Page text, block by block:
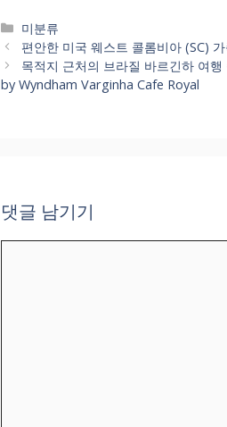
카
테
고
리
미분류
편안한 미국 웨스트 콜롬비아 (SC)
목적지 근처의 브라질 바르긴하 여
by Wyndham Varginha Cafe Royal
댓글 남기기